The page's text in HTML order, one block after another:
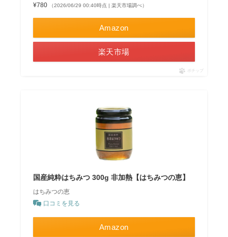
¥780 （2026/06/29 00:40時点 | 楽天市場調べ）
Amazon
楽天市場
ポチップ
国産純粋はちみつ 300g 非加熱【はちみつの恵】
はちみつの恵
口コミを見る
Amazon